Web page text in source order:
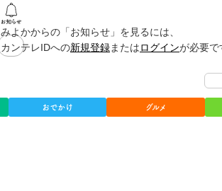
みよかからの「お知らせ」を見るには、
カンテレIDへの新規登録またはログインが必要
おでかけ グルメ